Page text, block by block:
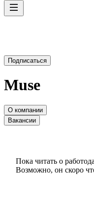
Подписаться
Muse
О компании
Вакансии
Пока читать о
Возможно, он скоро